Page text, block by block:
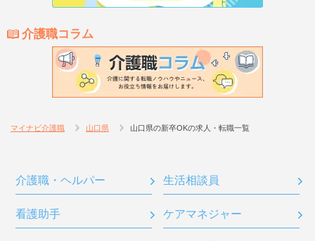
介護職コラム
マイナビ介護職 山口県 山口県の新卒OKの求人・転職一覧
介護職・ヘルパー 生活相談員
看護助手 ケアマネジャー